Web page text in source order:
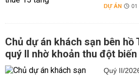
DỰ ÁN
Chủ dự án khách sạn bên hồ
quý II nhờ khoản thu đột biến
Quý II/